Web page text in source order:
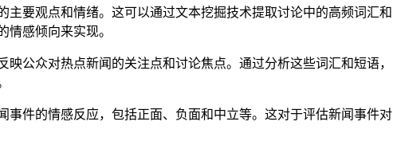
主要观点和情绪。这可以通过文本挖掘技术提取讨论中的高频词汇和
感倾向来实现。
公众对热点新闻的关注点和讨论焦点。通过分析这些词汇和短语，
事件的情感反应，包括正面、负面和中立等。这对于评估新闻事件对